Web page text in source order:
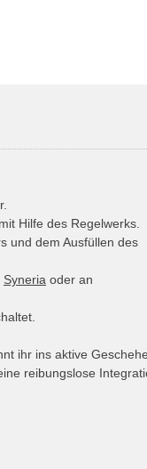
Hilfe des Regelwerks.
und dem Ausfüllen des
Syneria oder an
ihr ins aktive
reibungslose